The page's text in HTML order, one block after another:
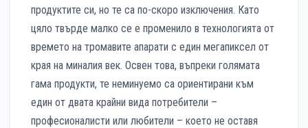
продуктите си, но те са по-скоро изключения. Като
цяло твърде малко се е променило в технологията от
времето на тромавите апарати с един мегапиксел от
края на миналия век. Освен това, въпреки голямата
гама продукти, те неминуемо са ориентирани към
един от двата крайни вида потребители –
професионалисти или любители – което не оставя